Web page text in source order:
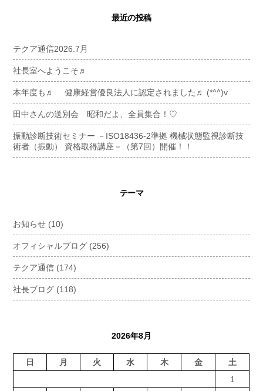
最近の投稿
テクア通信2026.7月
社長室へようこそ♬
本年度も♬ 健康経営優良法人に認定されました♬ (*^^)v
田中さんの送別会 昭和だよ、全員集合！♡
振動診断技術セミナー －ISO18436-2準拠 機械状態監視診断技
術者（振動） 資格取得講座－（第7回）開催！！
テーマ
お知らせ (10)
オフィシャルブログ (256)
テクア通信 (174)
社長ブログ (118)
2026年8月
日 月 火 水 木 金 土
1